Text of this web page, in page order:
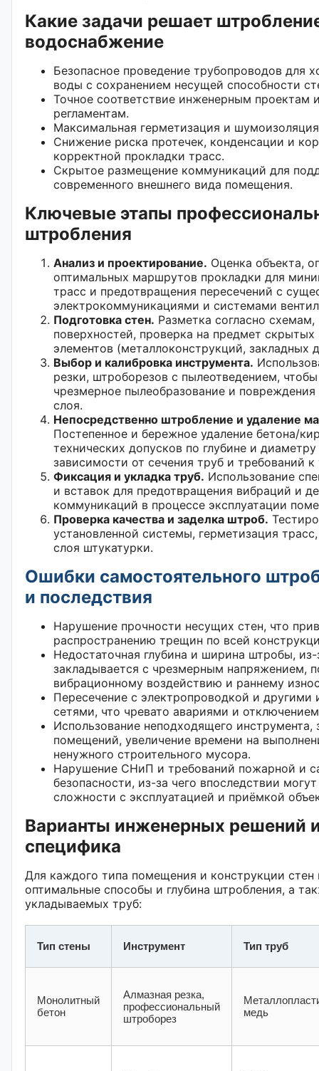
Какие задачи решает
водоснабжение
Безопасное проведение трубопроводов для
воды с сохранением несущей способности
Точное соответствие инженерным проектам
регламентам.
Максимальная герметизация и
Снижение риска протечек, конденсации и
корректной прокладки трасс.
Скрытое размещение коммуникаций для
современного внешнего вида помещения.
Ключевые этапы
штробления
Анализ и проектирование. Оценка объекта,
оптимальных маршрутов прокладки для
трасс и предотвращения пересечений с
электрокоммуникациями и системами
Подготовка стен. Разметка согласно
поверхностей, проверка на предмет
элементов (металлоконструкций, закладных
Выбор и калибровка инструмента.
резки, штроборезов с пылеотведением,
чрезмерное пылеобразование и повреждения
слоя.
Непосредственно штробление и удаление
Постепенное и бережное удаление бетона/
технических допусков по глубине и диаметру
зависимости от сечения труб и требований к
Фиксация и укладка труб. Использование
и вставок для предотвращения вибраций и
коммуникаций в процессе эксплуатации
Проверка качества и заделка штроб.
установленной системы, герметизация
слоя штукатурки.
Ошибки самостоятельного
и последствия
Нарушение прочности несущих стен, что
распространению трещин по всей
Недостаточная глубина и ширина штробы, из-
закладывается с чрезмерным напряжением,
вибрационному воздействию и раннему
Пересечение с электропроводкой и
сетями, что чревато авариями и
Использование неподходящего инструмента,
помещений, увеличение времени на
ненужного строительного мусора.
Нарушение СНиП и требований пожарной и
безопасности, из-за чего впоследствии
сложности с эксплуатацией и приёмкой
Варианты инженерных решений
специфика
Для каждого типа помещения и конструкции стен
оптимальные способы и глубина штробления, а
укладываемых труб:
Тип стены Инструмент Тип труб
Монолитный
бетон
Алмазная резка,
профессиональный
штроборез
медь